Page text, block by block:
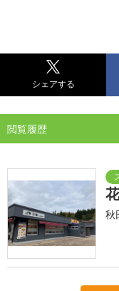
シェアする
閲覧履歴
秋